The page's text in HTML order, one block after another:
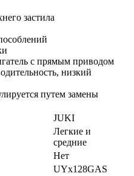
застила
с прямым приводом
низкий
путем замены
JUKI
Легкие и
средние
Нет
UYx128GAS